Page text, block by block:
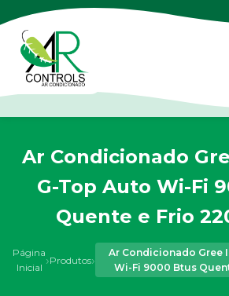
Ar Condicionado
G-Top Auto Wi-Fi
Quente e Frio
Página
Inicial ›Produtos›
Ar Condicionado Gree
Wi-Fi 9000 Btus